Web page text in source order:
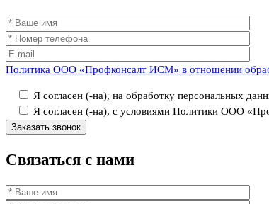
Политика ООО «Профконсалт ИСМ» в отношении
Я согласен (-на), на обработку персональных
Я согласен (-на), с условиями Политики ООО
Связаться с нами